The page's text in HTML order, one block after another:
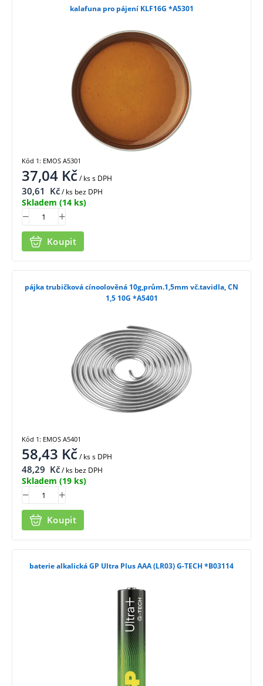
kalafuna pro pájení KLF16G *A5301
37,04 Kč/ kss DPH
30,61 Kč/ ks bez DPH
Skladem (14 ks)
Koupit
Kód 1: EMOS A5301
pájka trubičková cínoolověná 10g,prům.1,5mm vč.tavidla, CN
1,5 10G *A5401
58,43 Kč/ kss DPH
48,29 Kč/ ks bez DPH
Skladem (19 ks)
Koupit
Kód 1: EMOS A5401
baterie alkalická GP Ultra Plus AAA (LR03) G-TECH *B03114